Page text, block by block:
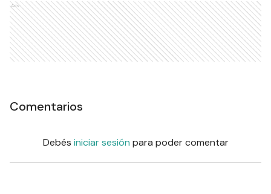
Ads
Comentarios
Debés iniciar sesión para poder comentar